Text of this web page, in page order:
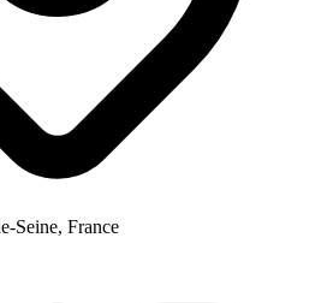
Seine, France